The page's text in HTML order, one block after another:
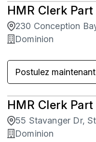
HMR Clerk
230 Conception
Dominion
Postulez maintenant
HMR Clerk
55 Stavanger Dr,
Dominion